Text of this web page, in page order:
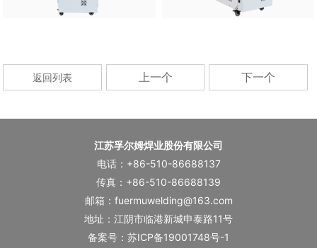
返回列表 上一个 下一个
江苏孚尔姆焊业股份有限公司
电话：+86-510-86688137
传真：+86-510-86688139
邮箱：fuermuwelding@163.com
地址：江阴市临港新城申泰路11号
备案号： 苏ICP备19001748号-1